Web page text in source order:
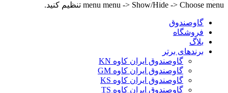
menu menu -> Show/Hide -> Choose menu تنظیم کنید.
گاوصندوق
فروشگاه
بلاگ
برندهای برتر
گاوصندوق ایران کاوه KN
گاوصندوق ایران کاوه GM
گاوصندوق ایران کاوه KS
گاوصندوق ایران کاوه TS